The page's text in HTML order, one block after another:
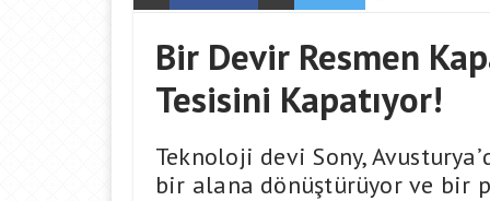
Bir Devir Resmen
Tesisini Kapatıyor!
Teknoloji devi Sony,
bir alana dönüştürüyor ve bir